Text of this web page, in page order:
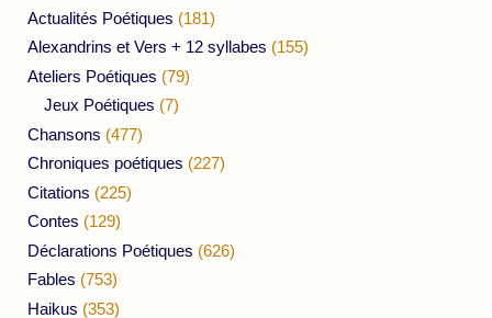
Actualités Poétiques (181)
Alexandrins et Vers + 12 syllabes (155)
Ateliers Poétiques (79)
Jeux Poétiques (7)
Chansons (477)
Chroniques poétiques (227)
Citations (225)
Contes (129)
Déclarations Poétiques (626)
Fables (753)
Haikus (353)